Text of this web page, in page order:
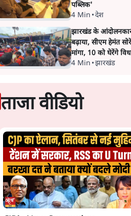
पब्लिक'
4 Min •देश
झारखंड के
बढ़ाया, सीएम हेमंत
मांगा, 10 को घेरेंगे
4 Min •झारखंड
ताजा वीडियो